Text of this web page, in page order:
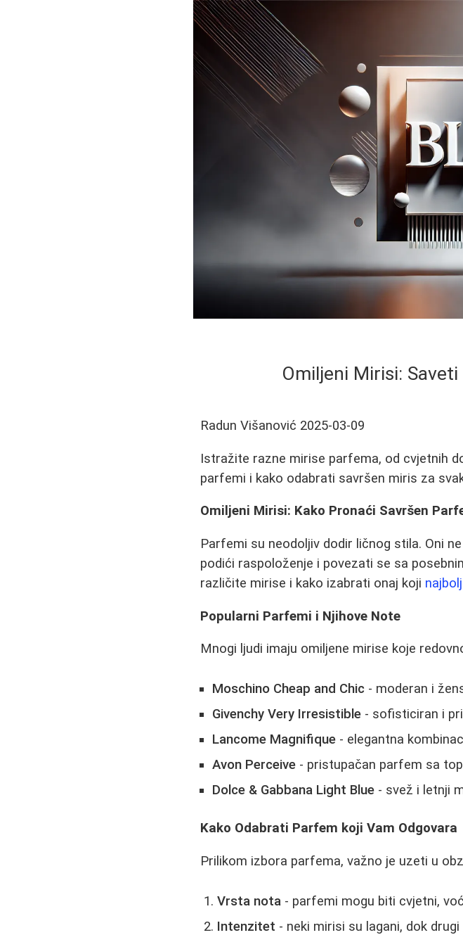
Omiljeni Mirisi:
Radun Višanović 2025-03-09
Istražite razne mirise parfema, od cvjetnih
parfemi i kako odabrati savršen miris za
Omiljeni Mirisi: Kako Pronaći Savršen
Parfemi su neodoljiv dodir ličnog stila. Oni
podići raspoloženje i povezati se sa
različite mirise i kako izabrati onaj koji
Popularni Parfemi i Njihove Note
Mnogi ljudi imaju omiljene mirise koje
Moschino Cheap and Chic - moderan i
Givenchy Very Irresistible - sofisticiran i
Lancome Magnifique - elegantna
Avon Perceive - pristupačan parfem sa
Dolce & Gabbana Light Blue - svež i letnji
Kako Odabrati Parfem koji Vam Odgovara
Prilikom izbora parfema, važno je uzeti u
Vrsta nota - parfemi mogu biti cvjetni,
Intenzitet - neki mirisi su lagani, dok